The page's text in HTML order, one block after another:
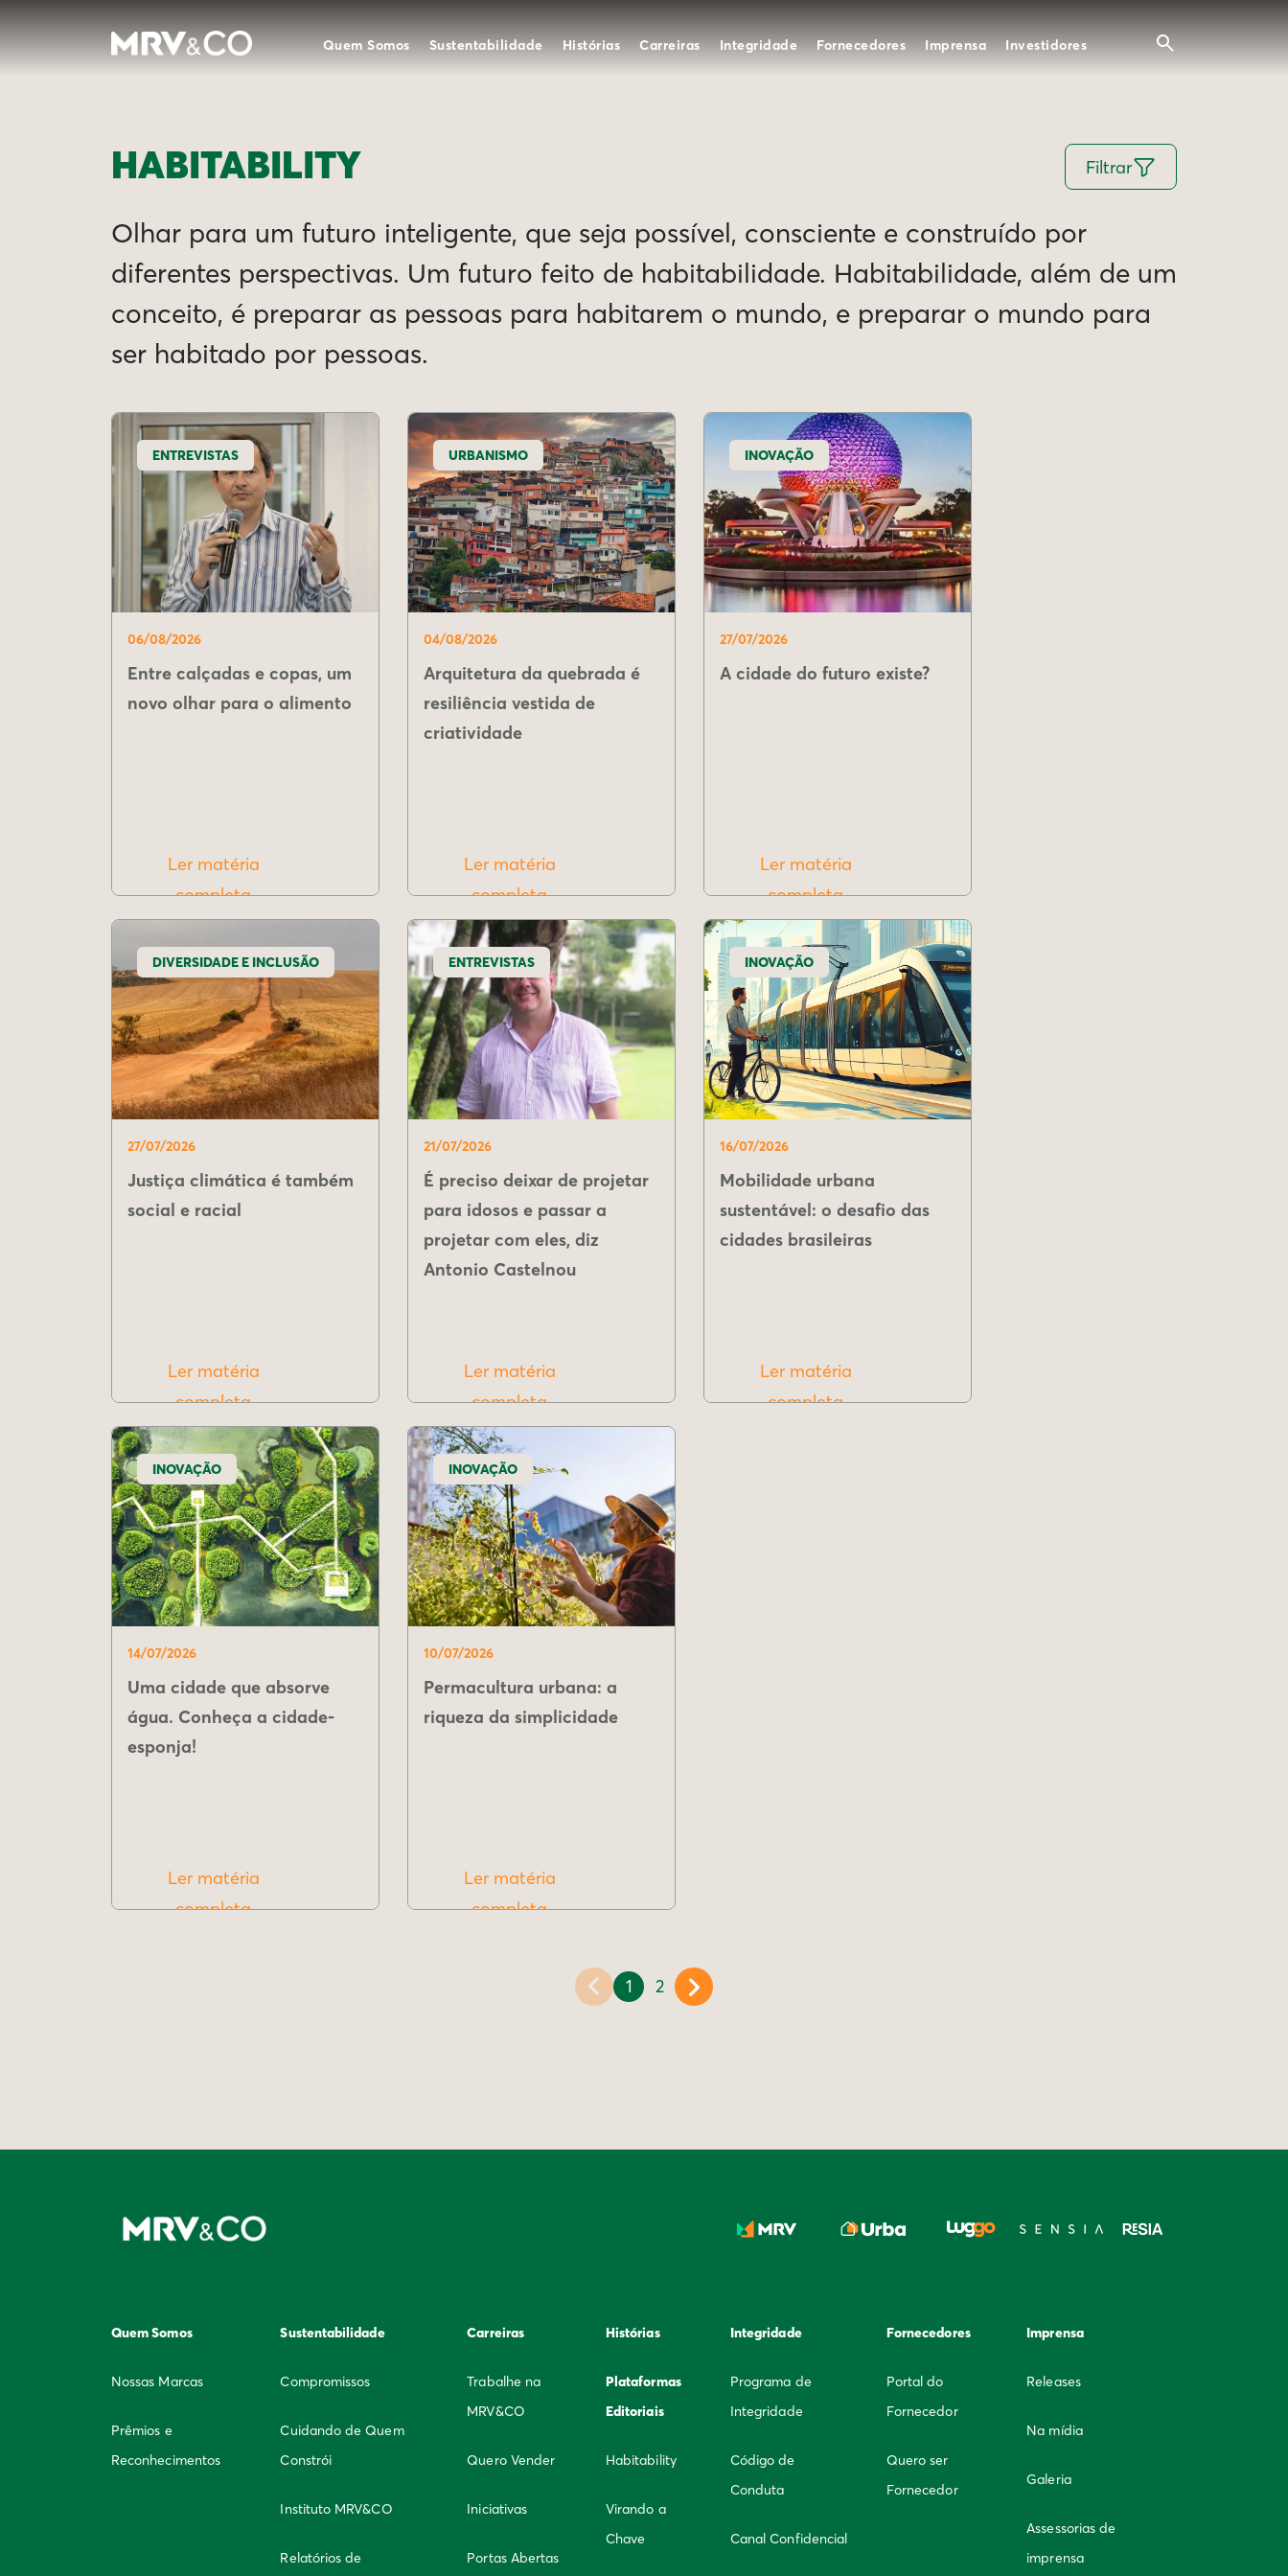
Quem Somos Sustentabilidade Histórias Carreiras Integridade Fornecedores Imprensa Investidores
HABITABILITY Filtrar
Olhar para um futuro inteligente, que seja possível, consciente e construído por
diferentes perspectivas. Um futuro feito de habitabilidade. Habitabilidade, além de um
conceito, é preparar as pessoas para habitarem o mundo, e preparar o mundo para
ser habitado por pessoas.
ENTREVISTAS
06/08/2026
Entre calçadas e copas, um
novo olhar para o alimento
Ler matéria
completa
URBANISMO
04/08/2026
Arquitetura da quebrada é
resiliência vestida de
criatividade
Ler matéria
completa
INOVAÇÃO
27/07/2026
A cidade do futuro existe?
Ler matéria
completa
DIVERSIDADE E INCLUSÃO
27/07/2026
Justiça climática é também
social e racial
Ler matéria
completa
ENTREVISTAS
21/07/2026
É preciso deixar de projetar
para idosos e passar a
projetar com eles, diz
Antonio Castelnou
Ler matéria
completa
INOVAÇÃO
16/07/2026
Mobilidade urbana
sustentável: o desafio das
cidades brasileiras
Ler matéria
completa
INOVAÇÃO
14/07/2026
Uma cidade que absorve
água. Conheça a cidade-
esponja!
Ler matéria
completa
INOVAÇÃO
10/07/2026
Permacultura urbana: a
riqueza da simplicidade
Ler matéria
completa
1 2
Quem Somos
Nossas Marcas
Prêmios e
Reconhecimentos
Sustentabilidade
Compromissos
Cuidando de Quem
Constrói
Instituto MRV&CO
Relatórios de
Carreiras
Trabalhe na
MRV&CO
Quero Vender
Iniciativas
Portas Abertas
Histórias
Plataformas
Editoriais
Habitability
Virando a
Chave
Integridade
Programa de
Integridade
Código de
Conduta
Canal Confidencial
Fornecedores
Portal do
Fornecedor
Quero ser
Fornecedor
Imprensa
Releases
Na mídia
Galeria
Assessorias de
imprensa